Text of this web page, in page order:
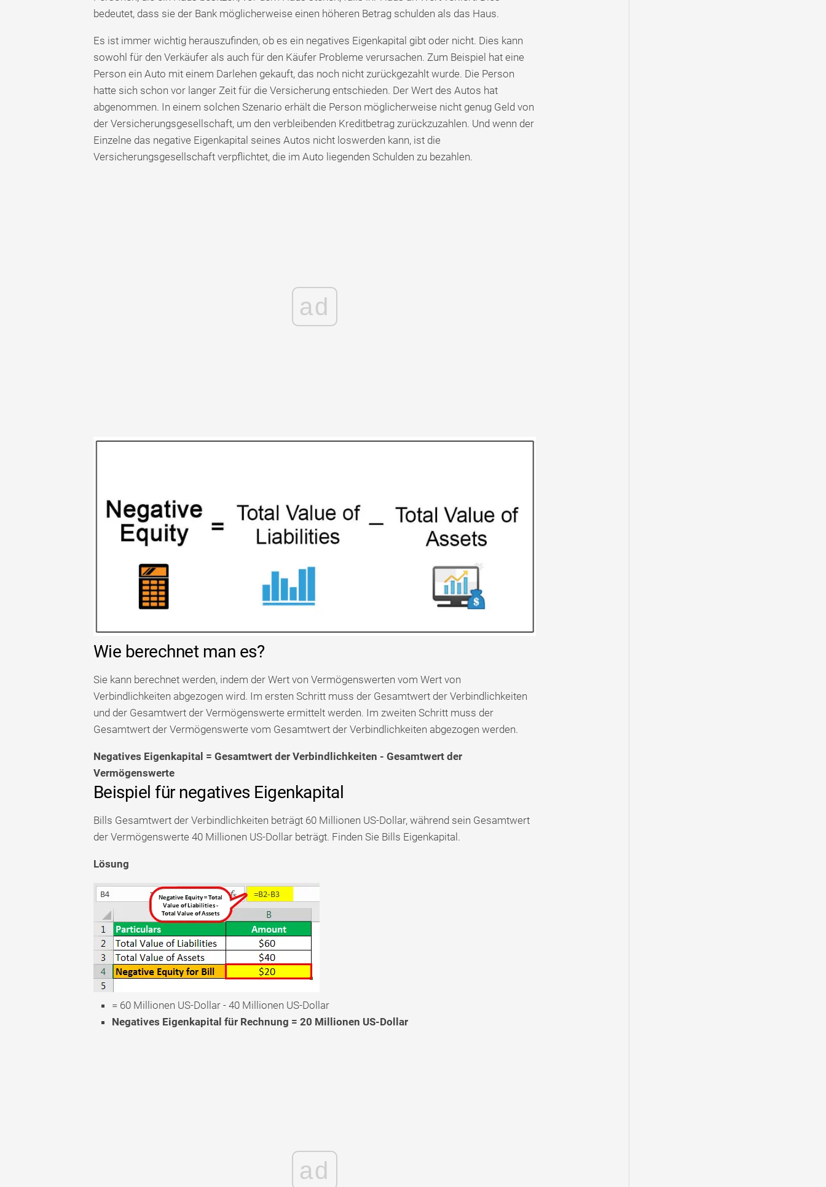
bedeutet, dass sie der Bank möglicherweise einen höheren Betrag schulden als das Haus.
Es ist immer wichtig herauszufinden, ob es ein negatives Eigenkapital gibt oder nicht. Dies kann
sowohl für den Verkäufer als auch für den Käufer Probleme verursachen. Zum Beispiel hat eine
Person ein Auto mit einem Darlehen gekauft, das noch nicht zurückgezahlt wurde. Die Person
hatte sich schon vor langer Zeit für die Versicherung entschieden. Der Wert des Autos hat
abgenommen. In einem solchen Szenario erhält die Person möglicherweise nicht genug Geld von
der Versicherungsgesellschaft, um den verbleibenden Kreditbetrag zurückzuzahlen. Und wenn der
Einzelne das negative Eigenkapital seines Autos nicht loswerden kann, ist die
Versicherungsgesellschaft verpflichtet, die im Auto liegenden Schulden zu bezahlen.
ad
Wie berechnet man es?
Sie kann berechnet werden, indem der Wert von Vermögenswerten vom Wert von
Verbindlichkeiten abgezogen wird. Im ersten Schritt muss der Gesamtwert der Verbindlichkeiten
und der Gesamtwert der Vermögenswerte ermittelt werden. Im zweiten Schritt muss der
Gesamtwert der Vermögenswerte vom Gesamtwert der Verbindlichkeiten abgezogen werden.
Negatives Eigenkapital = Gesamtwert der Verbindlichkeiten - Gesamtwert der
Vermögenswerte
Beispiel für negatives Eigenkapital
Bills Gesamtwert der Verbindlichkeiten beträgt 60 Millionen US-Dollar, während sein Gesamtwert
der Vermögenswerte 40 Millionen US-Dollar beträgt. Finden Sie Bills Eigenkapital.
Lösung
= 60 Millionen US-Dollar - 40 Millionen US-Dollar
Negatives Eigenkapital für Rechnung = 20 Millionen US-Dollar
ad